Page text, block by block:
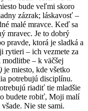
bude veľmi skoro
zázrak; láskavosť –
malé mravce. Keď sa
mravec. Je to dobrý
pravde, ktorá je sladká a
rytieri – ich vezmete za
– k väčšej
je miesto, kde všetko
potrebujú disciplínu.
riadiť tie mladšie
budete robiť, Moji malí
Nie ste sami.